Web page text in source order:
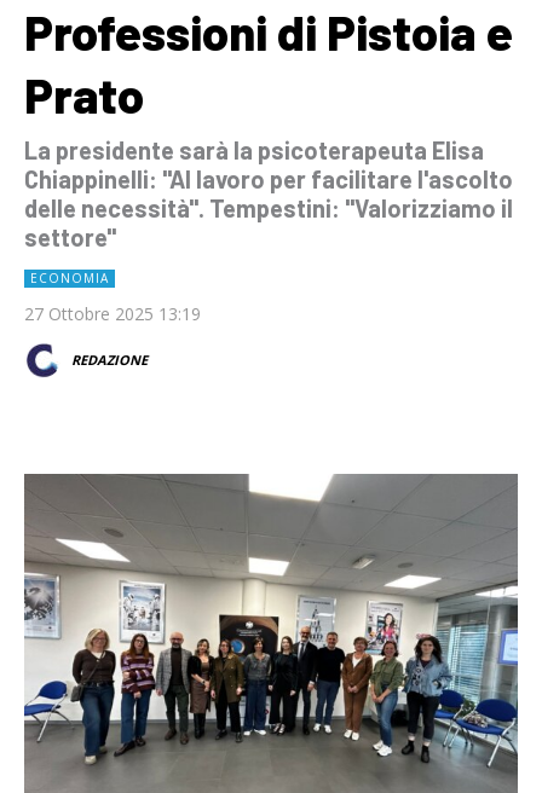
Professioni di Pistoia e
Prato
La presidente sarà la psicoterapeuta Elisa
Chiappinelli: "Al lavoro per facilitare l'ascolto
delle necessità". Tempestini: "Valorizziamo il
settore"
ECONOMIA
27 Ottobre 2025 13:19
REDAZIONE